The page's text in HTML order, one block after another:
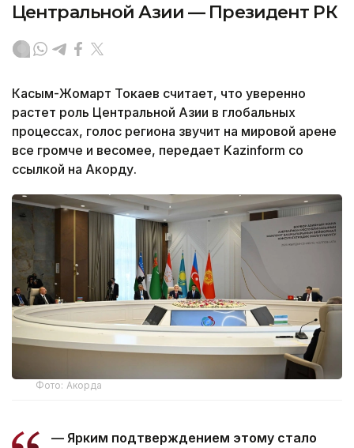
Центральной Азии — Президент РК
Касым-Жомарт Токаев считает, что уверенно
растет роль Центральной Азии в глобальных
процессах, голос региона звучит на мировой арене
все громче и весомее, передает Kazinform со
ссылкой на Акорду.
Фото: Акорда
— Ярким подтверждением этому стало